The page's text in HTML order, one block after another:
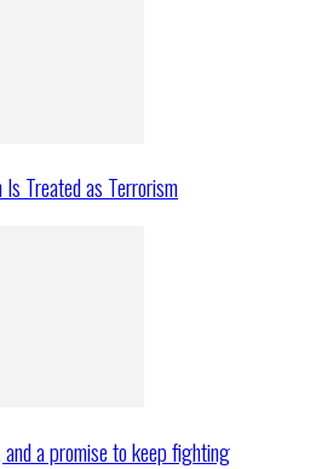
Is Treated as Terrorism
a promise to keep fighting